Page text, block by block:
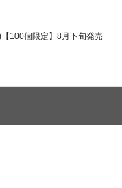
100個限定】8月下旬発売